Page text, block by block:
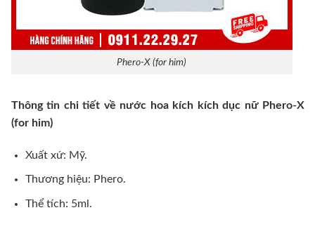
Phero-X (for him)
Thông tin chi tiết về nước hoa kích kích dục nữ Phero-X
(for him)
Xuất xứ: Mỹ.
Thương hiệu: Phero.
Thể tích: 5ml.